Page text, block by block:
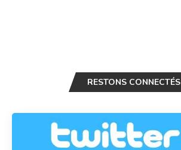
RESTONS CONNECTÉS